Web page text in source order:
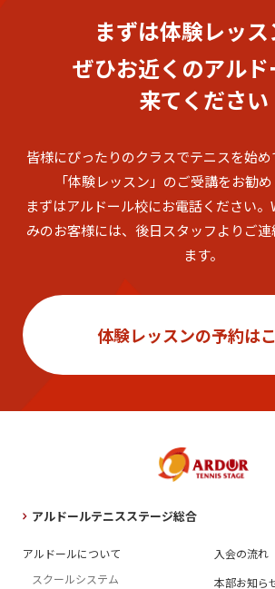
まずは体験レッス
ぜひお近くのアルド
来てください
皆様にぴったりのクラスでテニスを始
「体験レッスン」のご受講をお勧め
まずはアルドール校にお電話ください。
みのお客様には、後日スタッフよりご
ます。
体験レッスンの予約は
アルドールテニスステージ総合
アルドールについて
スクールシステム
入会の流れ
本部お知ら